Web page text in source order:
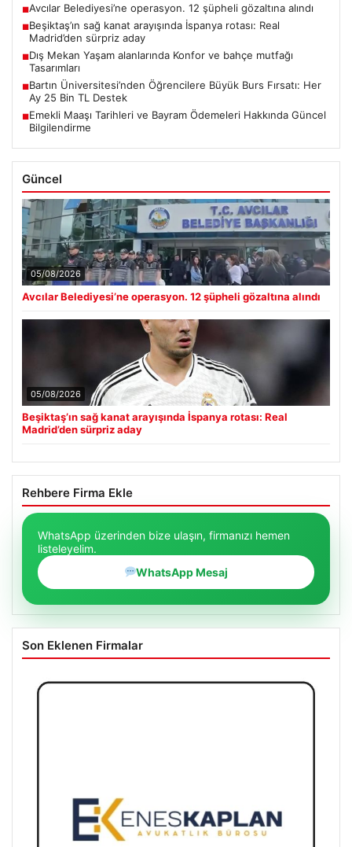
■Avcılar Belediyesi’ne operasyon. 12 şüpheli gözaltına alındı
■Beşiktaş’ın sağ kanat arayışında İspanya rotası: Real
Madrid’den sürpriz aday
■Dış Mekan Yaşam alanlarında Konfor ve bahçe mutfağı
Tasarımları
■Bartın Üniversitesi’nden Öğrencilere Büyük Burs Fırsatı: Her
Ay 25 Bin TL Destek
■Emekli Maaşı Tarihleri ve Bayram Ödemeleri Hakkında Güncel
Bilgilendirme
Güncel
05/08/2026
Avcılar Belediyesi’ne operasyon. 12 şüpheli gözaltına alındı
05/08/2026
Beşiktaş’ın sağ kanat arayışında İspanya rotası: Real
Madrid’den sürpriz aday
Rehbere Firma Ekle
WhatsApp üzerinden bize ulaşın, firmanızı hemen
listeleyelim.
WhatsApp Mesaj
Son Eklenen Firmalar